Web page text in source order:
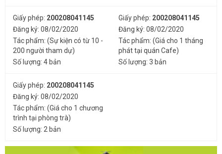
Giấy phép: 200208041145
Đăng ký: 08/02/2020
Tác phẩm: (Sự kiện có từ 10 -
200 người tham dự)
Số lượng: 4 bản
Giấy phép: 200208041145
Đăng ký: 08/02/2020
Tác phẩm: (Giá cho 1 tháng
phát tại quán Cafe)
Số lượng: 3 bản
Giấy phép: 200208041145
Đăng ký: 08/02/2020
Tác phẩm: (Giá cho 1 chương
trình tại phòng trà)
Số lượng: 2 bản